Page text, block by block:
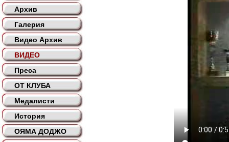
Архив
Галерия
Видео Архив
ВИДЕО
Преса
ОТ КЛУБА
Медалисти
История
ОЯМА ДОДЖО